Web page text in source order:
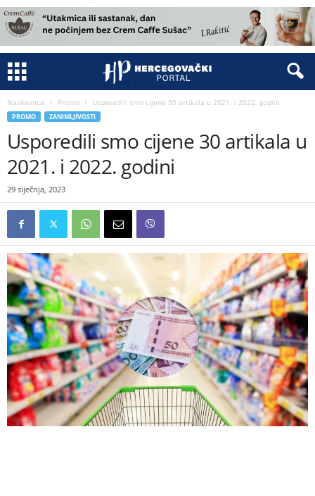
Naslovnica Promo Usporedili smo cijene 30 artikala u 2021. i 2022. godini
PROMO ZANIMLJIVOSTI
Usporedili smo cijene 30 artikala u
2021. i 2022. godini
29 siječnja, 2023